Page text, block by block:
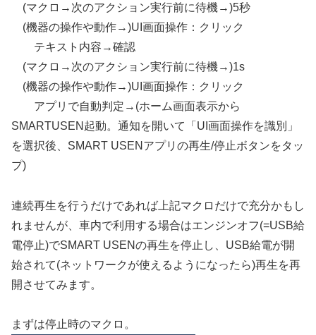
(マクロ→次のアクション実行前に待機→)5秒
(機器の操作や動作→)UI画面操作：クリック
テキスト内容→確認
(マクロ→次のアクション実行前に待機→)1s
(機器の操作や動作→)UI画面操作：クリック
アプリで自動判定→(ホーム画面表示から
SMARTUSEN起動。通知を開いて「UI画面操作を識別」
を選択後、SMART USENアプリの再生/停止ボタンをタッ
プ)
連続再生を行うだけであれば上記マクロだけで充分かもし
れませんが、車内で利用する場合はエンジンオフ(=USB給
電停止)でSMART USENの再生を停止し、USB給電が開
始されて(ネットワークが使えるようになったら)再生を再
開させてみます。
まずは停止時のマクロ。